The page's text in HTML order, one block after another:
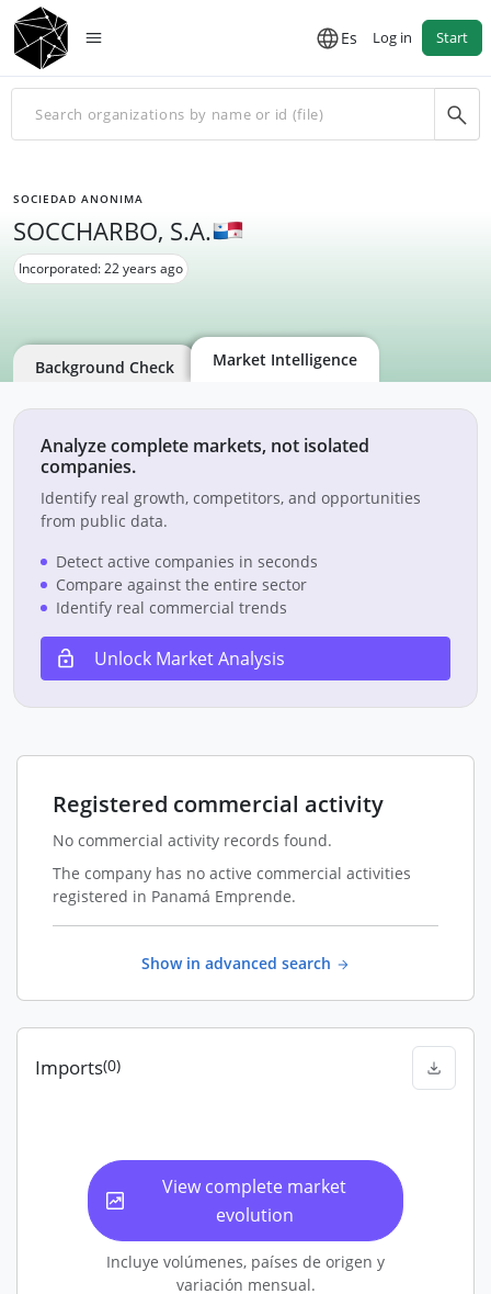
Es Log in Start
SOCIEDAD ANONIMA
SOCCHARBO, S.A.
Incorporated: 22 years ago
Background Check Market Intelligence
Analyze complete markets, not isolated
companies.
Identify real growth, competitors, and opportunities
from public data.
Detect active companies in seconds
Compare against the entire sector
Identify real commercial trends
Unlock Market Analysis
Registered commercial activity
No commercial activity records found.
The company has no active commercial activities
registered in Panamá Emprende.
Show in advanced search
Imports(0)
View complete market
evolution
Incluye volúmenes, países de origen y
variación mensual.